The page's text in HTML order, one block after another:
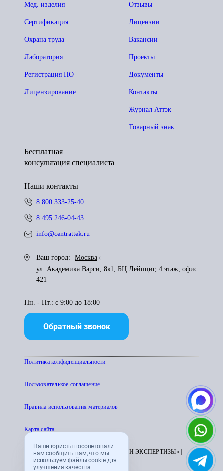
Наши юристы посоветовали
нам сообщить вам, что мы
используем файлы cookie для
улучшения качества
Отзывы
Лицензии
Вакансии
Проекты
Документы
Контакты
Журнал Аттэк
Товарный знак
Мед. изделия
Сертификация
Охрана труда
Лаборатория
Регистрация ПО
Лицензирование
Бесплатная
консультация специалиста
Наши контакты
8 800 333-25-40
8 495 246-04-43
info@centrattek.ru
Ваш город:
Москва
ул. Академика Варги, 8к1, БЦ Лейпциг, 4 этаж, офис
421
Пн. - Пт.: с 9:00 до 18:00
Обратный звонок
Политика конфиденциальности
Пользователькое соглашение
Правила использования материалов
Карта сайта
© 1995 - 2026 «ЦЕНТР АТТЕСТАЦИИ И ЭКСПЕРТИЗЫ» |
CENTRATTEK.RU